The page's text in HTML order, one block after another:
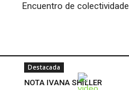
Encuentro de
Destacada
NOTA IVANA SHILLER